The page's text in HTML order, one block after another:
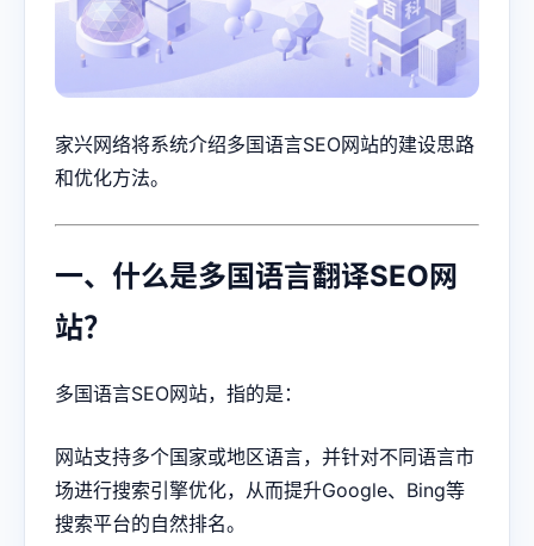
家兴网络将系统介绍多国语言SEO网站的建设思路
和优化方法。
一、什么是多国语言翻译SEO网
站？
多国语言SEO网站，指的是：
网站支持多个国家或地区语言，并针对不同语言市
场进行搜索引擎优化，从而提升Google、Bing等
搜索平台的自然排名。